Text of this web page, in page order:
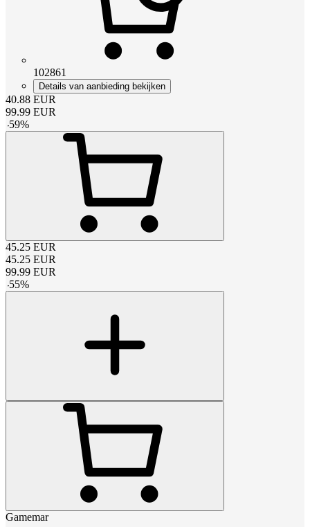
102861
Details van aanbieding bekijken
40.88 EUR
99.99 EUR
-59%
45.25 EUR
45.25 EUR
99.99 EUR
-55%
Gamemar